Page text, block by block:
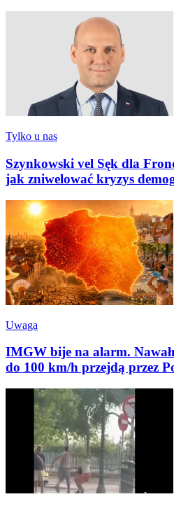
Tylko u nas
Szynkowski vel Sęk dla
jak zniwelować kryzys
Uwaga
IMGW bije na alarm.
do 100 km/h przejdą przez